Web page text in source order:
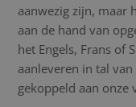
aanwezig zijn, maar
aan de hand van
het Engels, Frans of
aanleveren in tal
gekoppeld aan onze